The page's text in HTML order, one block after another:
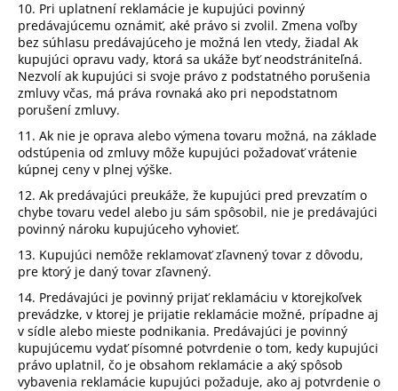
10. Pri uplatnení reklamácie je kupujúci povinný
predávajúcemu oznámiť, aké právo si zvolil. Zmena voľby
bez súhlasu predávajúceho je možná len vtedy, žiadal Ak
kupujúci opravu vady, ktorá sa ukáže byť neodstrániteľná.
Nezvolí ak kupujúci si svoje právo z podstatného porušenia
zmluvy včas, má práva rovnaká ako pri nepodstatnom
porušení zmluvy.
11. Ak nie je oprava alebo výmena tovaru možná, na základe
odstúpenia od zmluvy môže kupujúci požadovať vrátenie
kúpnej ceny v plnej výške.
12. Ak predávajúci preukáže, že kupujúci pred prevzatím o
chybe tovaru vedel alebo ju sám spôsobil, nie je predávajúci
povinný nároku kupujúceho vyhovieť.
13. Kupujúci nemôže reklamovať zľavnený tovar z dôvodu,
pre ktorý je daný tovar zľavnený.
14. Predávajúci je povinný prijať reklamáciu v ktorejkoľvek
prevádzke, v ktorej je prijatie reklamácie možné, prípadne aj
v sídle alebo mieste podnikania. Predávajúci je povinný
kupujúcemu vydať písomné potvrdenie o tom, kedy kupujúci
právo uplatnil, čo je obsahom reklamácie a aký spôsob
vybavenia reklamácie kupujúci požaduje, ako aj potvrdenie o